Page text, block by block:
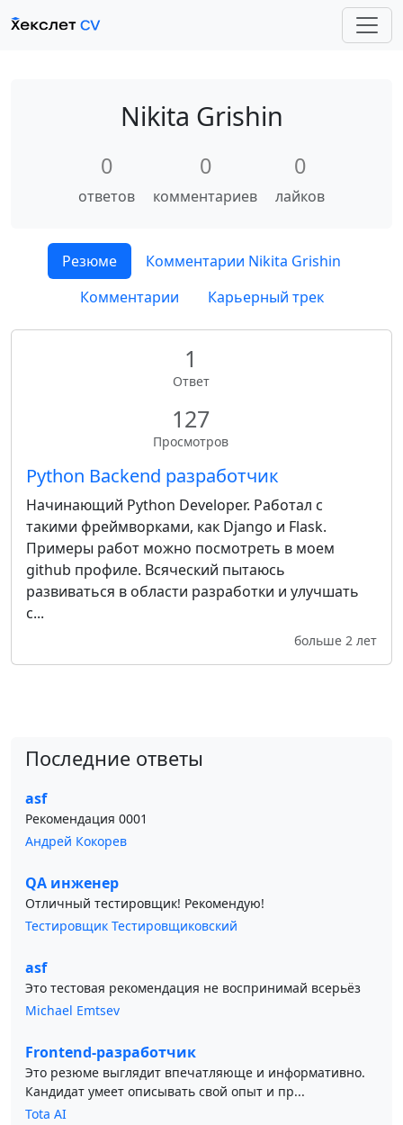
Nikita Grishin
0
ответов
0
комментариев
0
лайков
Резюме
Комментарии Nikita Grishin
Комментарии
Карьерный трек
1
Ответ
127
Просмотров
Python Backend разработчик
Начинающий Python Developer. Работал с
такими фреймворками, как Django и Flask.
Примеры работ можно посмотреть в моем
github профиле. Всяческий пытаюсь
развиваться в области разработки и улучшать
с...
больше 2 лет
Последние ответы
asf
Рекомендация 0001
Андрей Кокорев
QA инженер
Отличный тестировщик! Рекомендую!
Тестировщик Тестировщиковский
asf
Это тестовая рекомендация не воспринимай всерьёз
Michael Emtsev
Frontend-разработчик
Это резюме выглядит впечатляюще и информативно.
Кандидат умеет описывать свой опыт и пр...
Tota AI